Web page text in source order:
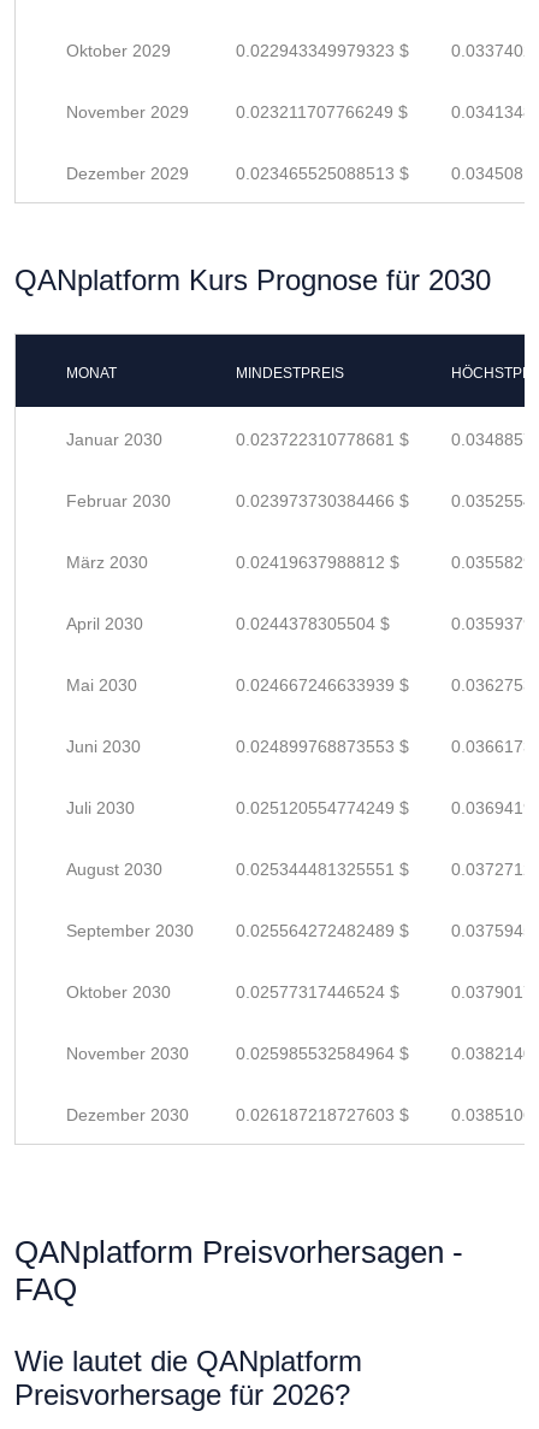
Oktober 2029 0.022943349979323 $
November 2029 0.023211707766249 $
Dezember 2029 0.023465525088513 $
QANplatform Kurs Prognose für 2030
MONAT MINDESTPREIS
Januar 2030 0.023722310778681 $
Februar 2030 0.023973730384466 $
März 2030 0.02419637988812 $
April 2030 0.0244378305504 $
Mai 2030 0.024667246633939 $
Juni 2030 0.024899768873553 $
Juli 2030 0.025120554774249 $
August 2030 0.025344481325551 $
September 2030 0.025564272482489 $
Oktober 2030 0.02577317446524 $
November 2030 0.025985532584964 $
Dezember 2030 0.026187218727603 $
QANplatform Preisvorhersagen -
FAQ
Wie lautet die QANplatform
Preisvorhersage für 2026?